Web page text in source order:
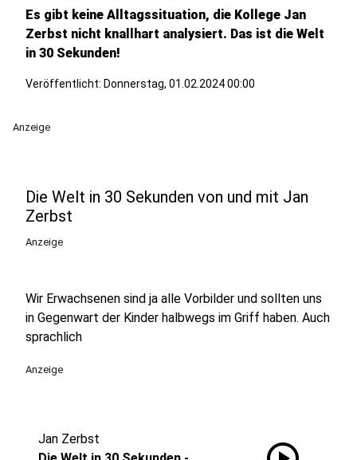
Es gibt keine Alltagssituation, die Kollege Jan
Zerbst nicht knallhart analysiert. Das ist die Welt
in 30 Sekunden!
Veröffentlicht: Donnerstag, 01.02.2024 00:00
Anzeige
Die Welt in 30 Sekunden von und mit Jan
Zerbst
Anzeige
Wir Erwachsenen sind ja alle Vorbilder und sollten uns
in Gegenwart der Kinder halbwegs im Griff haben. Auch
sprachlich
Anzeige
Jan Zerbst